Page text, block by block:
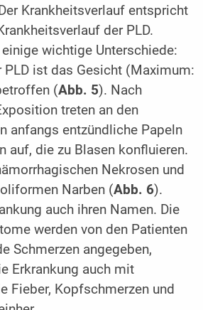
Krankheitsverlauf entspricht
der PLD.
wichtige Unterschiede:
PLD ist das Gesicht (Maximum:
(Abb. 5). Nach
treten an den
anfangs entzündliche Papeln
auf, die zu Blasen konfluieren.
Nekrosen und
Narben (Abb. 6).
auch ihren Namen. Die
werden von den Patienten
Schmerzen angegeben,
Erkrankung auch mit
Fieber, Kopfschmerzen und